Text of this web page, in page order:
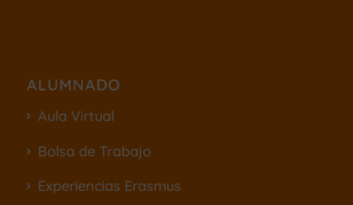
ALUMNADO
Aula Virtual
Bolsa de Trabajo
Experiencias Erasmus